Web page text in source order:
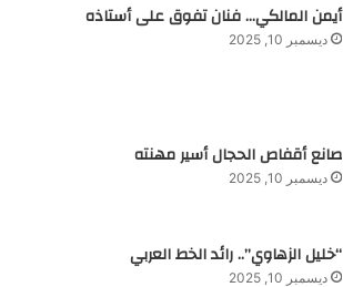
أيمن المالكي… فنان تفوق على أستاذه
ديسمبر 10, 2025
صانع أقفاص الحجال أسير مهنته
ديسمبر 10, 2025
“خليل الزهاوي”.. رائد الخط العربي
ديسمبر 10, 2025